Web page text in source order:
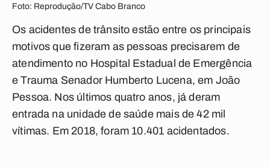
Foto: Reprodução/TV Cabo Branco
Os acidentes de trânsito estão entre os principais
motivos que fizeram as pessoas precisarem de
atendimento no Hospital Estadual de Emergência
e Trauma Senador Humberto Lucena, em João
Pessoa. Nos últimos quatro anos, já deram
entrada na unidade de saúde mais de 42 mil
vítimas. Em 2018, foram 10.401 acidentados.